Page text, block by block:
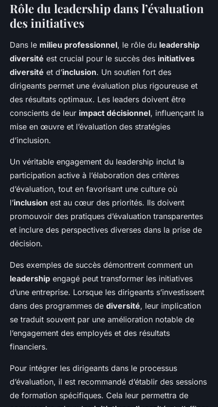
Rôle du leadership dans l’évaluation
des initiatives
Dans le milieu professionnel, le rôle du leadership
diversité est crucial pour le succès des initiatives
diversité et d’inclusion. Un soutien fort des
dirigeants permet une évaluation plus rigoureuse et
des résultats optimaux. Les leaders doivent être
conscients de leur impact décisionnel, influençant la
mise en œuvre et l’évaluation des stratégies
d’inclusion.
Un véritable engagement du leadership inclut la
participation active à l’élaboration des critères
d’évaluation, tout en favorisant une culture où
l’inclusion est au cœur des priorités. Ils doivent
promouvoir des pratiques d’évaluation transparentes
et inclure des perspectives diverses dans la prise de
décision.
Des exemples de succès démontrent comment un
leadership engagé peut transformer les initiatives
d’une entreprise. Lorsque les dirigeants s’investissent
dans des programmes de diversité, leur implication
se traduit souvent par une amélioration notable de
l’engagement des employés et des résultats
financiers.
Pour intégrer les dirigeants dans le processus
d’évaluation, il est recommandé d’établir des sessions
de formation spécifiques. Cela leur permettra de